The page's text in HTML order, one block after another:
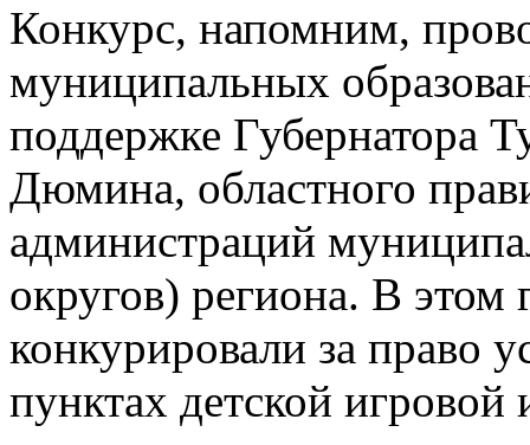
Конкурс, напомним,
муниципальных
поддержке Губернатора
Дюмина, областного
администраций
округов) региона. В
конкурировали за право
пунктах детской